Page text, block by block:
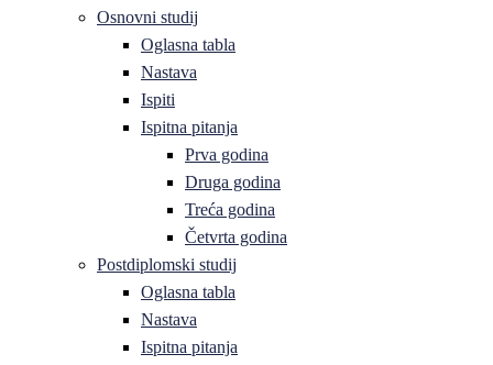
Osnovni studij
Oglasna tabla
Nastava
Ispiti
Ispitna pitanja
Prva godina
Druga godina
Treća godina
Četvrta godina
Postdiplomski studij
Oglasna tabla
Nastava
Ispitna pitanja